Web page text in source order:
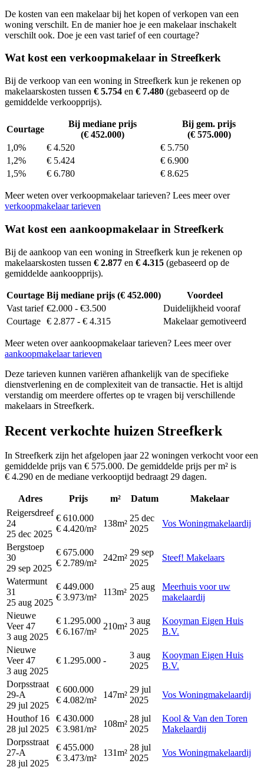
De kosten van een makelaar bij het kopen of verkopen van een
woning verschilt. En de manier hoe je een makelaar inschakelt
verschilt ook. Doe je een vast tarief of een courtage?
Wat kost een verkoopmakelaar in Streefkerk
Bij de verkoop van een woning in Streefkerk kun je rekenen op
makelaarskosten tussen € 5.754 en € 7.480 (gebaseerd op de
gemiddelde verkoopprijs).
Courtage
Bij mediane prijs
(€ 452.000)
Bij gem. prijs
(€ 575.000)
1,0%
€ 4.520
€ 5.750
1,2%
€ 5.424
€ 6.900
1,5%
€ 6.780 € 8.625
Meer weten over verkoopmakelaar tarieven? Lees meer over
verkoopmakelaar tarieven
Wat kost een aankoopmakelaar in Streefkerk
Bij de aankoop van een woning in Streefkerk kun je rekenen op
makelaarskosten tussen € 2.877 en € 4.315 (gebaseerd op de
gemiddelde aankoopprijs).
Courtage Bij mediane prijs (€ 452.000)
Voordeel
Vast tarief €2.000 - €3.500
Duidelijkheid vooraf
Courtage € 2.877 - € 4.315 Makelaar gemotiveerd
Meer weten over aankoopmakelaar tarieven? Lees meer over
aankoopmakelaar tarieven
Deze tarieven kunnen variëren afhankelijk van de specifieke
dienstverlening en de complexiteit van de transactie. Het is altijd
verstandig om meerdere offertes op te vragen bij verschillende
makelaars in Streefkerk.
Recent verkochte huizen Streefkerk
In Streefkerk zijn het afgelopen jaar 22 woningen verkocht voor een
gemiddelde prijs van € 575.000. De gemiddelde prijs per m² is
€ 4.290 en de mediane verkooptijd bedraagt 29 dagen.
Adres Prijs m² Datum
Makelaar
Reigersdreef
24
25 dec 2025
€ 610.000
€ 4.420/m²
138m²
25 dec
2025
Vos Woningmakelaardij
Bergstoep
30
29 sep 2025
€ 675.000
€ 2.789/m²
242m²
29 sep
2025
Steef! Makelaars
Watermunt
31
25 aug 2025
€ 449.000
€ 3.973/m²
113m²
25 aug
2025
Meerhuis voor uw
makelaardij
Nieuwe
Veer 47
3 aug 2025
€ 1.295.000
€ 6.167/m²
210m²
3 aug
2025
Kooyman Eigen Huis
B.V.
Nieuwe
Veer 47
3 aug 2025
€ 1.295.000 -
3 aug
2025
Kooyman Eigen Huis
B.V.
Dorpsstraat
29-A
29 jul 2025
€ 600.000
€ 4.082/m²
147m²
29 jul
2025
Vos Woningmakelaardij
Houthof 16
28 jul 2025
€ 430.000
€ 3.981/m²
108m²
28 jul
2025
Kool & Van den Toren
Makelaardij
Dorpsstraat
27-A
28 jul 2025
€ 455.000
€ 3.473/m²
131m²
28 jul
2025
Vos Woningmakelaardij